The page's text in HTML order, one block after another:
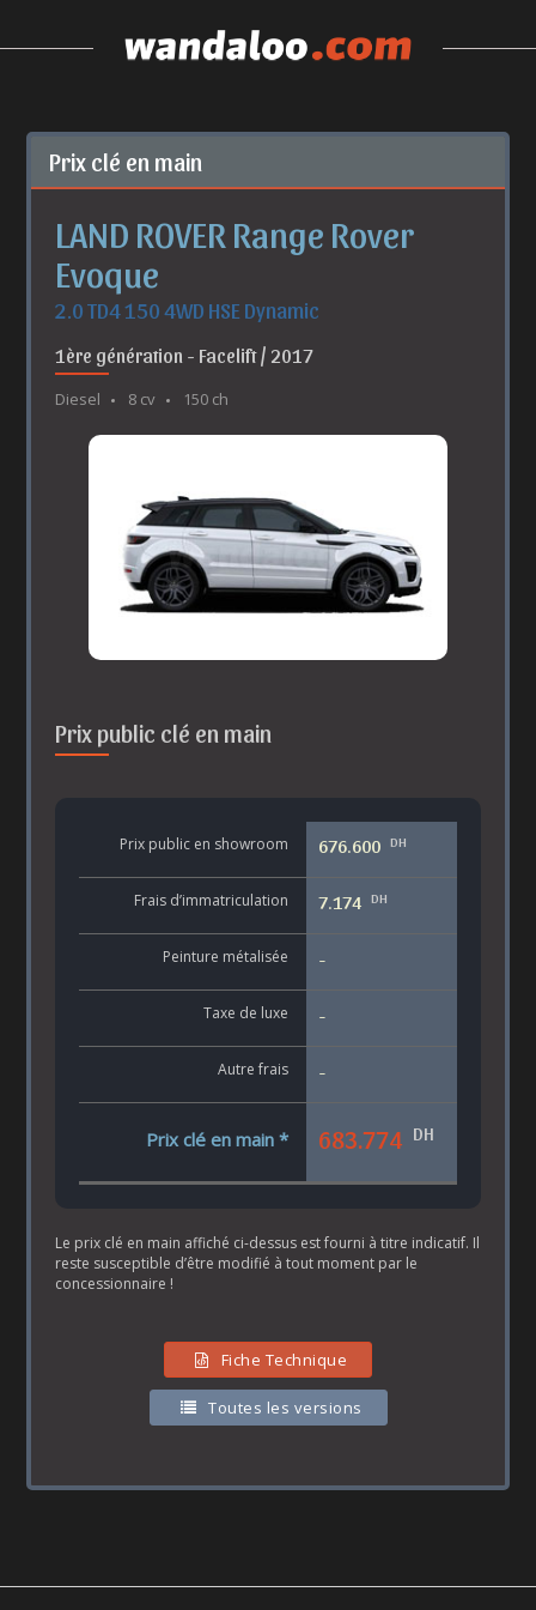
Prix clé en main
LAND ROVER Range Rover
Evoque
2.0 TD4 150 4WD HSE Dynamic
1ère génération - Facelift / 2017
Diesel 8 cv 150 ch
Prix public clé en main
Prix public en showroom 676.600 DH
Frais d’immatriculation 7.174 DH
Peinture métalisée -
Taxe de luxe -
Autre frais -
Prix clé en main * 683.774 DH
Le prix clé en main affiché ci-dessus est fourni à titre indicatif. Il
reste susceptible d’être modifié à tout moment par le
concessionnaire !
Fiche Technique
Toutes les versions